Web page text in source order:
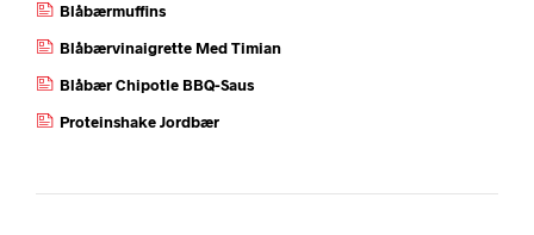
Blåbærmuffins
Blåbærvinaigrette Med Timian
Blåbær Chipotle BBQ-Saus
Proteinshake Jordbær